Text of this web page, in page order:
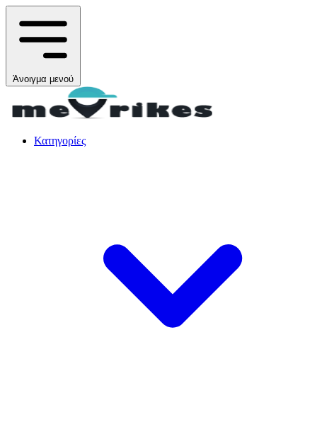
Άνοιγμα μενού
Κατηγορίες